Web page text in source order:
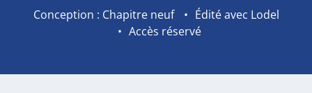
Conception : Chapitre neuf
Édité avec Lodel
Accès réservé